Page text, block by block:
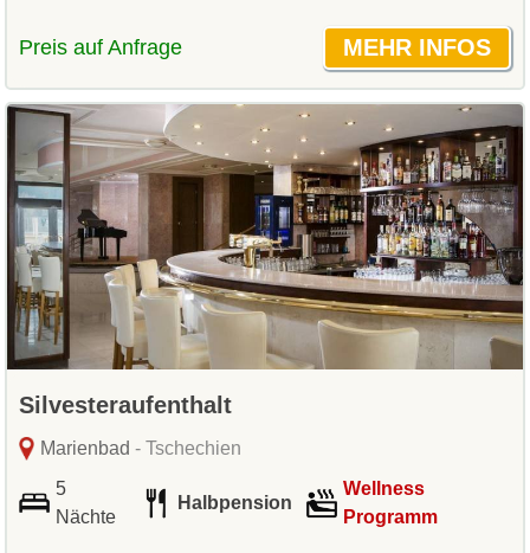
Preis auf Anfrage
Silvesteraufenthalt
Marienbad - Tschechien
5
Nächte
Halbpension
Wellness
Programm